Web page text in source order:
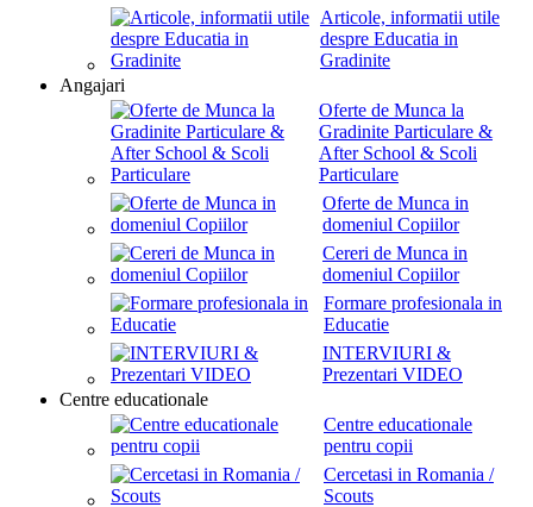
Articole, informatii utile
despre Educatia in
Gradinite
Angajari
Oferte de Munca la
Gradinite Particulare &
After School & Scoli
Particulare
Oferte de Munca in
domeniul Copiilor
Cereri de Munca in
domeniul Copiilor
Formare profesionala in
Educatie
INTERVIURI &
Prezentari VIDEO
Centre educationale
Centre educationale
pentru copii
Cercetasi in Romania /
Scouts